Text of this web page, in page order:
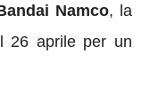
Namco, la
26 aprile per un